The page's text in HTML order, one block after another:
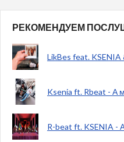
РЕКОМЕНДУЕМ
LikBes feat.
Ksenia ft. Rbeat - А
R-beat ft. KSENIA -